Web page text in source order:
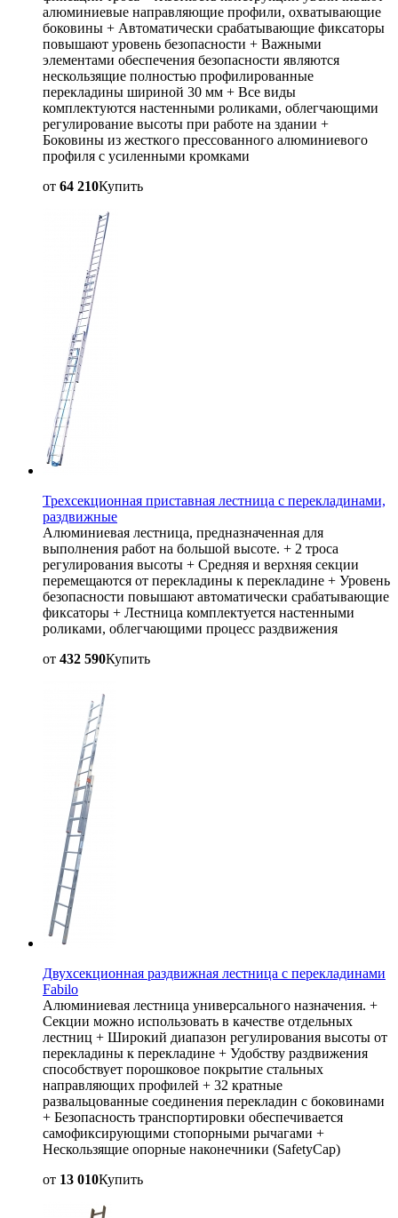
алюминиевые направляющие профили, охватывающие
боковины + Автоматически срабатывающие фиксаторы
повышают уровень безопасности + Важными
элементами обеспечения безопасности являются
нескользящие полностью профилированные
перекладины шириной 30 мм + Все виды
комплектуются настенными роликами, облегчающими
регулирование высоты при работе на здании +
Боковины из жесткого прессованного алюминиевого
профиля с усиленными кромками
от 64 210Купить
Трехсекционная приставная лестница с перекладинами,
раздвижные
Алюминиевая лестница, предназначенная для
выполнения работ на большой высоте. + 2 троса
регулирования высоты + Средняя и верхняя секции
перемещаются от перекладины к перекладине + Уровень
безопасности повышают автоматически срабатывающие
фиксаторы + Лестница комплектуется настенными
роликами, облегчающими процесс раздвижения
от 432 590Купить
Двухсекционная раздвижная лестница с перекладинами
Fabilo
Алюминиевая лестница универсального назначения. +
Секции можно использовать в качестве отдельных
лестниц + Широкий диапазон регулирования высоты от
перекладины к перекладине + Удобству раздвижения
способствует порошковое покрытие стальных
направляющих профилей + 32 кратные
развальцованные соединения перекладин с боковинами
+ Безопасность транспортировки обеспечивается
самофиксирующими стопорными рычагами +
Нескользящие опорные наконечники (SafetyCap)
от 13 010Купить